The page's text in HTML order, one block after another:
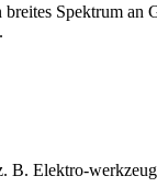
Spektrum an
.
B. Elektro-